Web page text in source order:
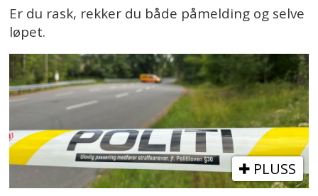
Er du rask, rekker du både påmelding og selve
løpet.
PLUSS